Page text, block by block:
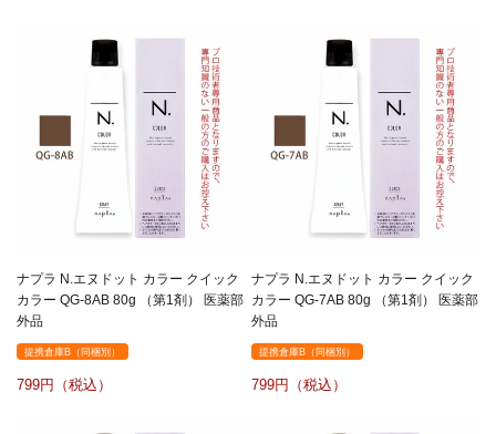
ナプラ N.エヌドット カラー クイック
カラー QG-8AB 80g （第1剤） 医薬部
外品
提携倉庫B（同梱別）
799
ナプラ N.エヌドット カラー クイック
カラー QG-7AB 80g （第1剤） 医薬部
外品
提携倉庫B（同梱別）
799